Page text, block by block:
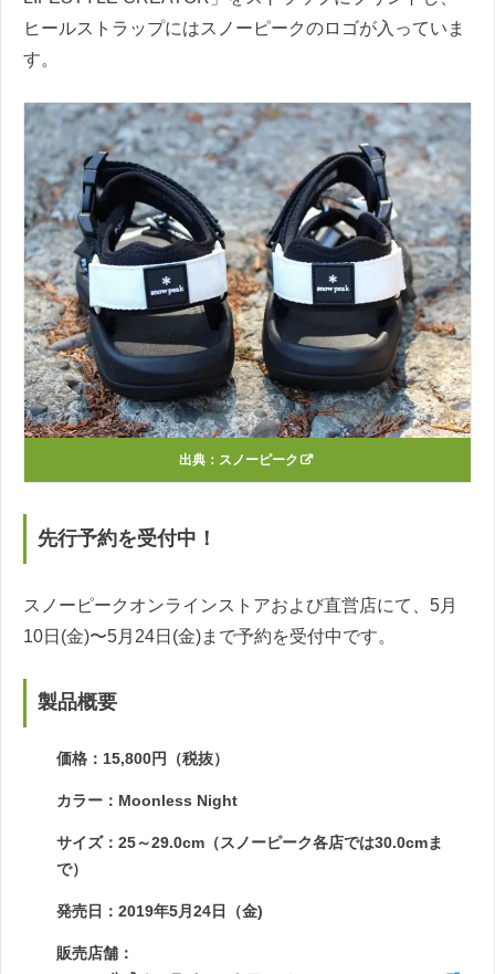
ヒールストラップにはスノーピークのロゴが入っていま
す。
出典： スノーピーク
先行予約を受付中！
スノーピークオンラインストアおよび直営店にて、5月
10日(金)〜5月24日(金)まで予約を受付中です。
製品概要
価格：15,800円（税抜）
カラー：Moonless Night
サイズ：25～29.0cm（スノーピーク各店では30.0cmま
で）
発売日：2019年5月24日（金)
販売店舗：